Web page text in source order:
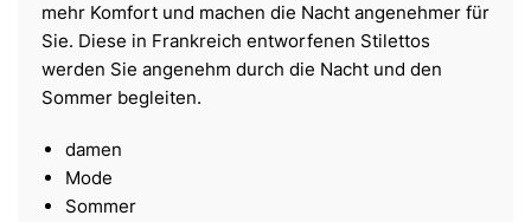
mehr Komfort und machen die Nacht angenehmer für
Sie. Diese in Frankreich entworfenen Stilettos
werden Sie angenehm durch die Nacht und den
Sommer begleiten.
damen
Mode
Sommer